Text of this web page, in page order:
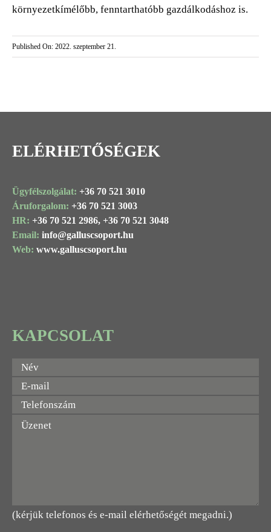
környezetkímélőbb, fenntarthatóbb gazdálkodáshoz is.
Published On: 2022. szeptember 21.
ELÉRHETŐSÉGEK
Ügyfélszolgálat: +36 70 521 3010
Áruforgalom: +36 70 521 3003
HR: +36 70 521 2986, +36 70 521 3048
Email: info@galluscsoport.hu
Web: www.galluscsoport.hu
KAPCSOLAT
(kérjük telefonos és e-mail elérhetőségét megadni.)